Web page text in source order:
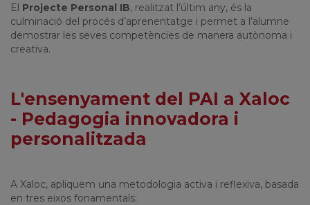
El Projecte Personal IB, realitzat l’últim any, és la
culminació del procés d’aprenentatge i permet a l’alumne
demostrar les seves competències de manera autònoma i
creativa.
L'ensenyament del PAI a Xaloc
- Pedagogia innovadora i
personalitzada
A Xaloc, apliquem una metodologia activa i reflexiva, basada
en tres eixos fonamentals: